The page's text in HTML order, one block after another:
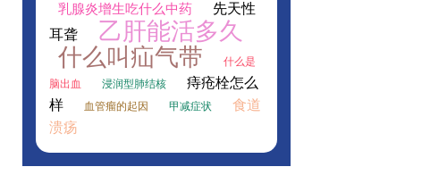
乳腺炎增生吃什么中药
先天性
耳聋
乙肝能活多久
什么叫疝气带
什么是
脑出血
浸润型肺结核
痔疮栓怎么
样
血管瘤的起因 甲减症状
食道
溃疡